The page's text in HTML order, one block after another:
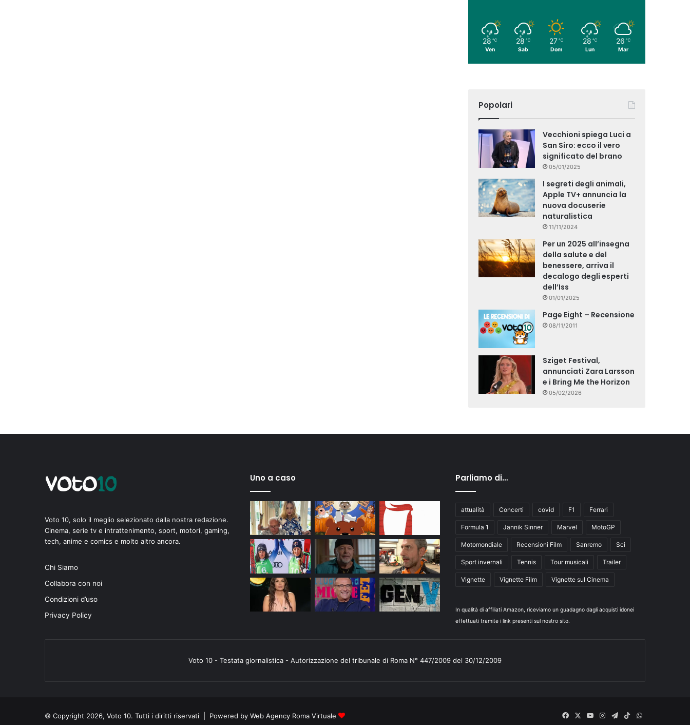
28 ℃
Ven
28 ℃
Sab
27 ℃
Dom
28 ℃
Lun
26 ℃
Mar
Popolari
Vecchioni spiega Luci a
San Siro: ecco il vero
significato del brano
05/01/2025
I segreti degli animali,
Apple TV+ annuncia la
nuova docuserie
naturalistica
11/11/2024
Per un 2025 all’insegna
della salute e del
benessere, arriva il
decalogo degli esperti
dell’Iss
01/01/2025
Page Eight – Recensione
08/11/2011
Sziget Festival,
annunciati Zara Larsson
e i Bring Me the Horizon
05/02/2026
Voto 10, solo il meglio selezionato dalla nostra redazione.
Cinema, serie tv e intrattenimento, sport, motori, gaming,
tech, anime e comics e molto altro ancora.
Chi Siamo
Collabora con noi
Condizioni d’uso
Privacy Policy
Uno a caso Parliamo di…
attualità Concerti covid F1 Ferrari
Formula 1 Jannik Sinner Marvel MotoGP
Motomondiale Recensioni Film Sanremo Sci
Sport invernali Tennis Tour musicali Trailer
Vignette Vignette Film Vignette sul Cinema
In qualità di affiliati Amazon, riceviamo un guadagno dagli acquisti idonei
effettuati tramite i link presenti sul nostro sito.
Voto 10 - Testata giornalistica - Autorizzazione del tribunale di Roma N° 447/2009 del 30/12/2009
© Copyright 2026, Voto 10. Tutti i diritti riservati | Powered by Web Agency Roma Virtuale Facebook
X
YouInstagram
Telegram
TikTokWhatsApp